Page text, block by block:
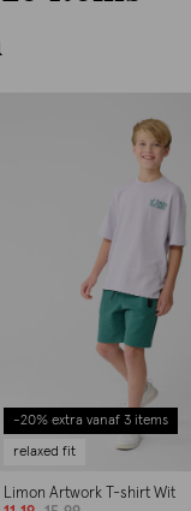
-20% extra vanaf 3 items
relaxed fit
Limon Artwork T-shirt Wit